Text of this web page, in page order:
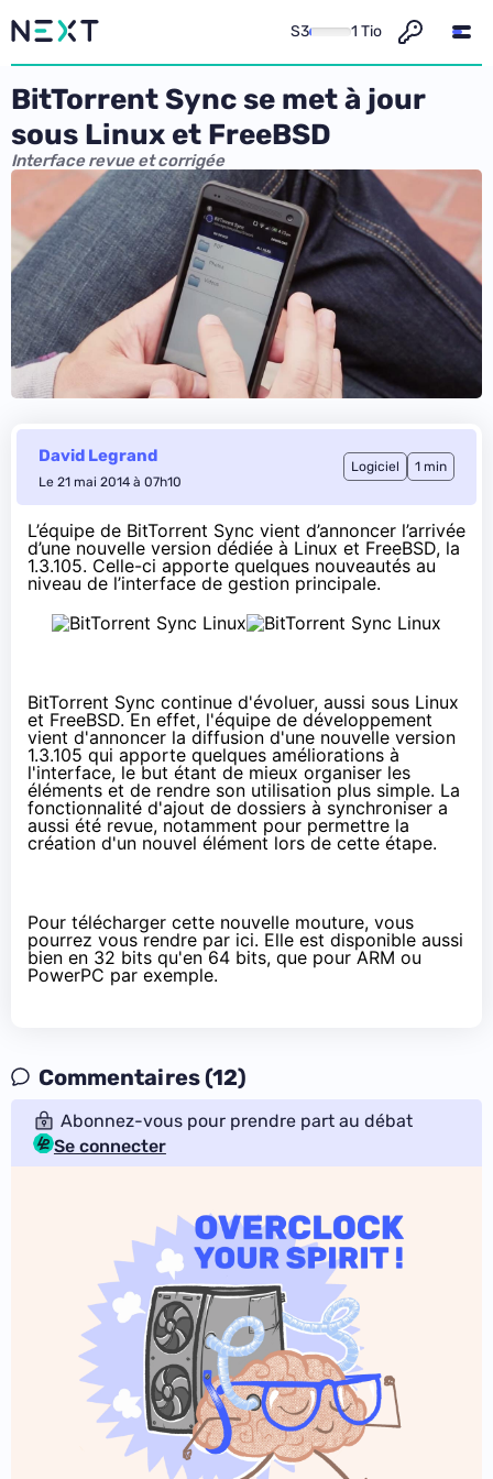
S3 1 Tio
BitTorrent Sync se met à jour
sous Linux et FreeBSD
Interface revue et corrigée
David Legrand
Le 21 mai 2014 à 07h10
Logiciel 1 min
L’équipe de BitTorrent Sync vient d’annoncer l’arrivée
d’une nouvelle version dédiée à Linux et FreeBSD, la
1.3.105. Celle-ci apporte quelques nouveautés au
niveau de l’interface de gestion principale.
BitTorrent Sync continue d'évoluer, aussi sous Linux
et FreeBSD. En effet, l'équipe de développement
vient d'annoncer la diffusion d'une nouvelle version
1.3.105 qui apporte quelques améliorations à
l'interface, le but étant de mieux organiser les
éléments et de rendre son utilisation plus simple. La
fonctionnalité d'ajout de dossiers à synchroniser a
aussi été revue, notamment pour permettre la
création d'un nouvel élément lors de cette étape.
Pour télécharger cette nouvelle mouture, vous
pourrez vous rendre par ici. Elle est disponible aussi
bien en 32 bits qu'en 64 bits, que pour ARM ou
PowerPC par exemple.
Commentaires (12)
Abonnez-vous pour prendre part au débat
Se connecter